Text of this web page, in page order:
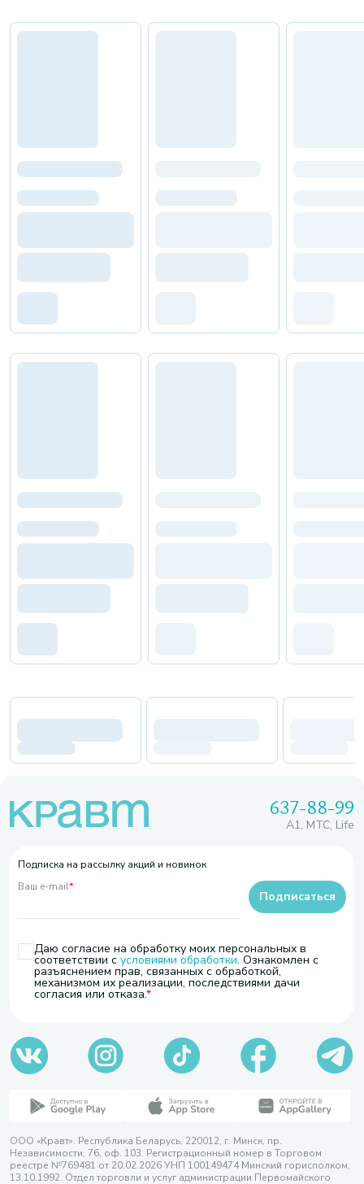
637-88-99
A1, МТС, Life
Подписка на рассылку акций и новинок
Ваш e-mail*
Даю согласие на обработку моих персональных в
соответствии с условиями обработки. Ознакомлен с
разъяснением прав, связанных с обработкой,
механизмом их реализации, последствиями дачи
согласия или отказа.
Подписаться
ООО «Кравт». Республика Беларусь, 220012, г. Минск, пр.
Независимости, 76, оф. 103. Регистрационный номер в Торговом
реестре №769481 от 20.02.2026 УНП 100149474 Минский горисполком,
13.10.1992. Отдел торговли и услуг администрации Первомайского